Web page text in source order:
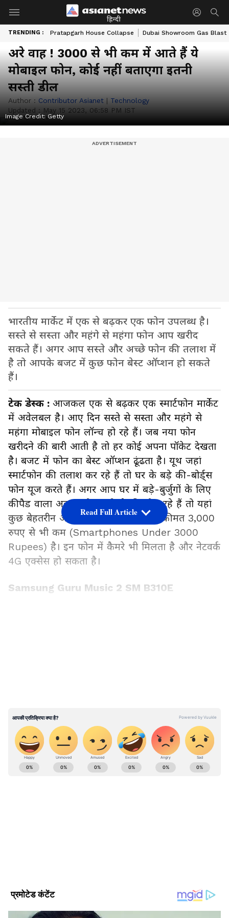
हिन्दी
TRENDING : Pratapgarh House Collapse Dubai Showroom Gas Blast
अरे वाह ! 3000 से भी कम में आते हैं ये
मोबाइल फोन, कोई नहीं बताएगा इतनी
सस्ती डील
Author : Contributor Asianet | Technology
Updated : May 15 2023, 06:58 PM IST
Image Credit:Getty
भारतीय मार्केट में एक से बढ़कर एक फोन उपलब्ध है।
सस्ते से सस्ता और महंगे से महंगा फोन आप खरीद
सकते हैं। अगर आप सस्ते और अच्छे फोन की तलाश में
है तो आपके बजट में कुछ फोन बेस्ट ऑप्शन हो सकते
हैं।
टेक डेस्क : आजकल एक से बढ़कर एक स्मार्टफोन मार्केट
में अवेलबल है। आए दिन सस्ते से सस्ता और महंगे से
महंगा मोबाइल फोन लॉन्च हो रहे हैं। जब नया फोन
खरीदने की बारी आती है तो हर कोई अपना पॉकेट देखता
है। बजट में फोन का बेस्ट ऑप्शन ढूंढता है। यूथ जहां
स्मार्टफोन की तलाश कर रहे हैं तो घर के बड़े की-बोर्ड्स
फोन यूज करते हैं। अगर आप घर में बड़े-बुर्जुगों के लिए
कीपैड वाला अच्छा फोन खरीदने की सोच रहे हैं तो यहां
कुछ बेहतरीन ऑप्शन उपलब्ध हैं, जिनकी कीमत 3,000
रुपए से भी कम (Smartphones Under 3000
Rupees) है। इन फोन में कैमरे भी मिलता है और नेटवर्क
4G एक्सेस हो सकता है।
Samsung Guru Music 2 SM B310E
Read Full Article
ABOUT THE AUTHOR